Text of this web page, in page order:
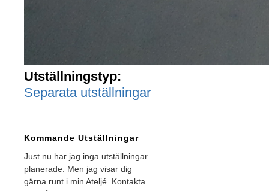
Utställningstyp:
Separata utställningar
Kommande Utställningar
Just nu har jag inga utställningar
planerade. Men jag visar dig
gärna runt i min Ateljé. Kontakta